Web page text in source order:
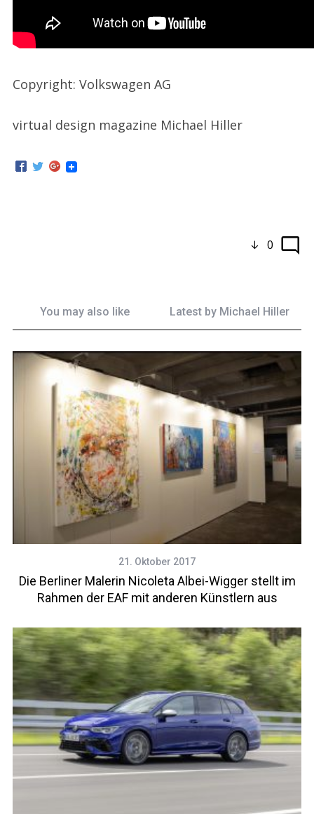
Copyright: Volkswagen AG
virtual design magazine Michael Hiller
0
You may also like Latest by Michael Hiller
21. Oktober 2017
Die Berliner Malerin Nicoleta Albei-Wigger stellt im
Rahmen der EAF mit anderen Künstlern aus